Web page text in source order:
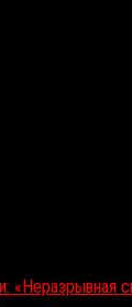
«Неразрывная